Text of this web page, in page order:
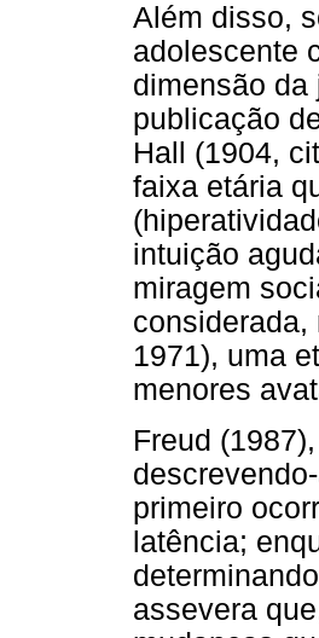
Além disso,
adolescente
dimensão
publicação
Hall (1904,
faixa etária
intuição
miragem
considerada,
1971), uma
menores
Freud
primeiro
latência;
assevera